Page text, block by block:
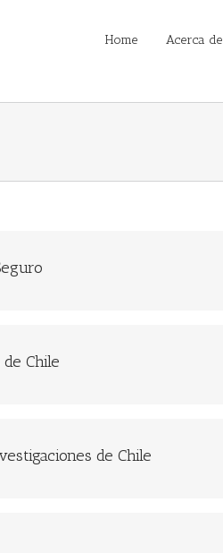
Home Acerca de
Chile
de Chile